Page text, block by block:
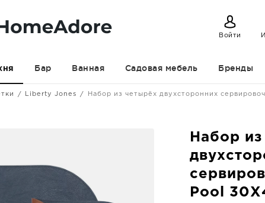
Войти
Бар Ванная Садовая мебель Бренды
Liberty Jones Набор из четырёх двухсторонних
Набор
Pool